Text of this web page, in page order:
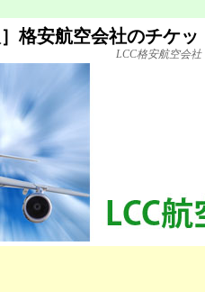
格安航空会社のチケ
LCC格安航空会